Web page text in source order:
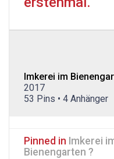
Imkerei im
2017
53 Pins • 4 Anhänger
Pinned in Imkerei
Bienengarten ?